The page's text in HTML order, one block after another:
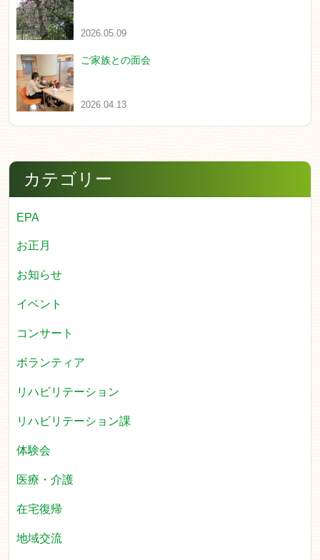
2026.05.09
ご家族との面会
2026.04.13
カテゴリー
EPA
お正月
お知らせ
イベント
コンサート
ボランティア
リハビリテーション
リハビリテーション課
体験会
医療・介護
在宅復帰
地域交流